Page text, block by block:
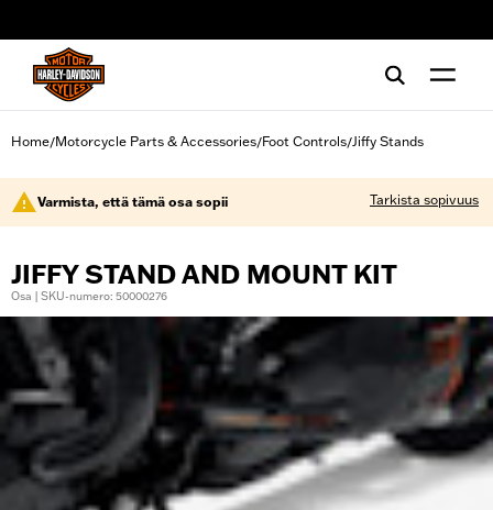
Home/Motorcycle Parts & Accessories/Foot Controls/Jiffy Stands
Varmista, että tämä osa sopii Tarkista sopivuus
JIFFY STAND AND MOUNT KIT
Osa | SKU-numero: 50000276